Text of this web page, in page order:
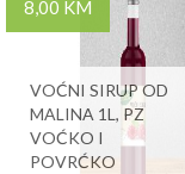
8,00 KM
VOĆNI SIRUP OD
MALINA 1L, PZ
VOĆKO I
POVRĆKO